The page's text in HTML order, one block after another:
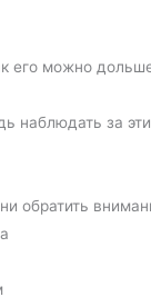
его можно
наблюдать за
обратить